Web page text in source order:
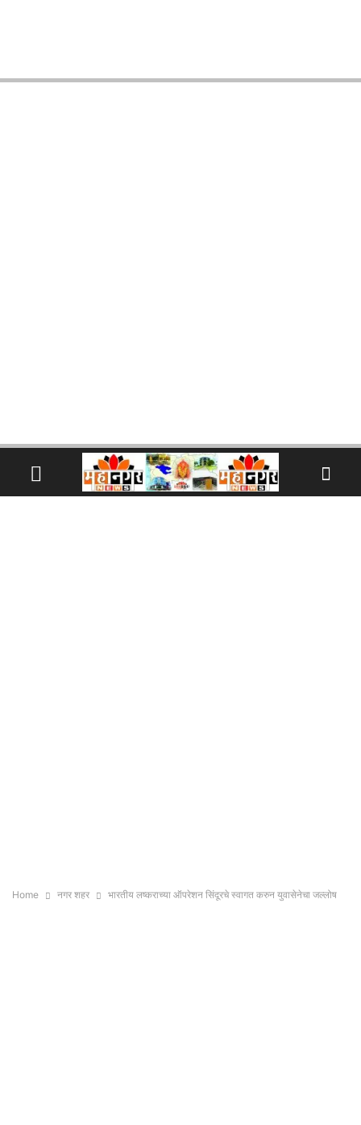
Home नगर शहर भारतीय लष्कराच्या ऑपरेशन सिंदूरचे स्वागत करुन युवासेनेचा जल्लोष